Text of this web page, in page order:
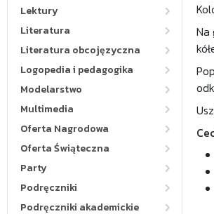
Lektury
Literatura
Literatura obcojęzyczna
Logopedia i pedagogika
Modelarstwo
Multimedia
Oferta Nagrodowa
Oferta Świąteczna
Party
Podręczniki
Podręczniki akademickie
Na